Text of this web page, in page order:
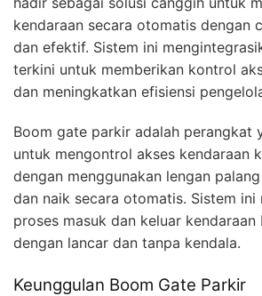
kendaraan secara otomatis dengan
dan efektif. Sistem ini
terkini untuk memberikan kontrol
dan meningkatkan efisiensi
Boom gate parkir adalah perangkat
untuk mengontrol akses kendaraan
dengan menggunakan lengan
dan naik secara otomatis. Sistem ini
proses masuk dan keluar kendaraan
dengan lancar dan tanpa kendala.
Keunggulan Boom Gate Parkir